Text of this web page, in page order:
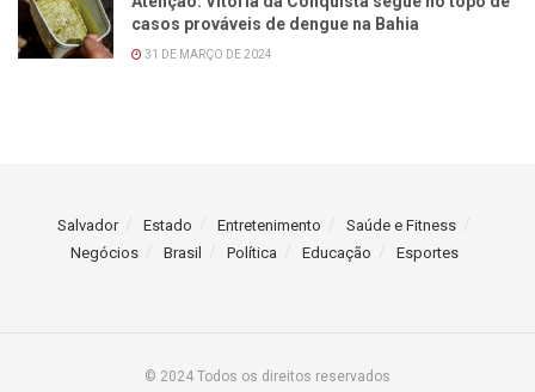
casos prováveis de dengue na Bahia
31 DE MARÇO DE 2024
Salvador Estado Entretenimento
Saúde e Fitness
Negócios
Brasil Política Educação Esportes
© 2024 Todos os direitos reservados